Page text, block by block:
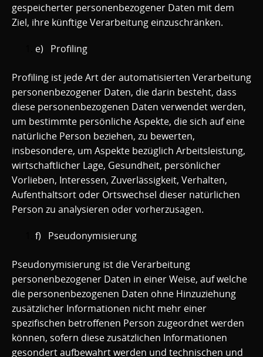
gespeicherter personenbezogener Daten mit dem
Ziel, ihre künftige Verarbeitung einzuschränken.
e) Profiling
Profiling ist jede Art der automatisierten Verarbeitung
personenbezogener Daten, die darin besteht, dass
diese personenbezogenen Daten verwendet werden,
um bestimmte persönliche Aspekte, die sich auf eine
natürliche Person beziehen, zu bewerten,
insbesondere, um Aspekte bezüglich Arbeitsleistung,
wirtschaftlicher Lage, Gesundheit, persönlicher
Vorlieben, Interessen, Zuverlässigkeit, Verhalten,
Aufenthaltsort oder Ortswechsel dieser natürlichen
Person zu analysieren oder vorherzusagen.
f) Pseudonymisierung
Pseudonymisierung ist die Verarbeitung
personenbezogener Daten in einer Weise, auf welche
die personenbezogenen Daten ohne Hinzuziehung
zusätzlicher Informationen nicht mehr einer
spezifischen betroffenen Person zugeordnet werden
können, sofern diese zusätzlichen Informationen
gesondert aufbewahrt werden und technischen und